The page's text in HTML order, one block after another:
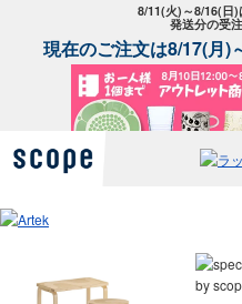
8/11(火)～8/16(日
発送分の受
現在のご注文は8/17(月)